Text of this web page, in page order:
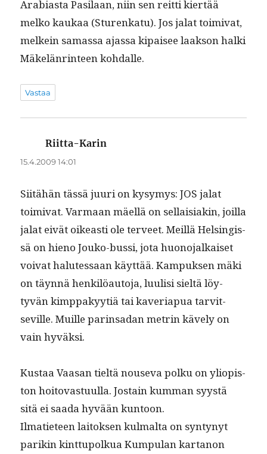
Ara­bi­as­ta Pasi­laan, niin sen reit­ti kiertää
melko kaukaa (Sturenkatu). Jos jalat toimi­vat,
melkein samas­sa ajas­sa kipaisee laak­son hal­ki
Mäkelän­rin­teen kohdalle.
Vastaa
Riitta-Karin
15.4.2009 14:01
Siitähän tässä juuri on kysymys: JOS jalat
toimi­vat. Var­maan mäel­lä on sel­l­aisi­akin, joil­la
jalat eivät oikeasti ole ter­veet. Meil­lä Helsingis­
sä on hieno Jouko-bus­si, jota huono­jalkaiset
voivat halutes­saan käyt­tää. Kam­puk­sen mäki
on täyn­nä henkilöau­to­ja, luulisi sieltä löy­
tyvän kimp­pakyytiä tai kave­ri­apua tarvit­
seville. Muille parin­sadan metrin käve­ly on
vain hyväksi.
Kus­taa Vaasan tieltä nou­se­va polku on yliopis­
ton hoito­vas­tu­ul­la. Jostain kum­man syys­tä
sitä ei saa­da hyvään kuntoon.
Ilmati­eteen laitok­sen kul­mal­ta on syn­tynyt
parikin kint­tupolkua Kumpu­lan kar­tanon